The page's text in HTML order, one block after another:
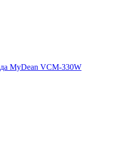
MyDean VCM-330W